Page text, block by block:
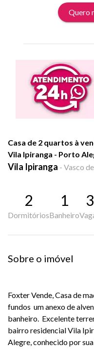
Quero
Casa de 2 quartos à
Vila Ipiranga - Porto
Vila Ipiranga - Vasco
2
Dormitórios
1
Banheiro
3
Sobre o imóvel
Foxter Vende, Casa de
fundos um anexo de
banheiro. Excelente
bairro residencial Vila
Alegre, conhecido por